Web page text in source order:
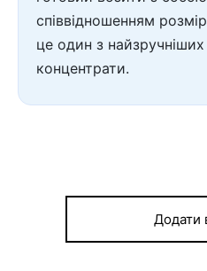
співвідношенням
це один з найзручніших
концентрати.
Додати